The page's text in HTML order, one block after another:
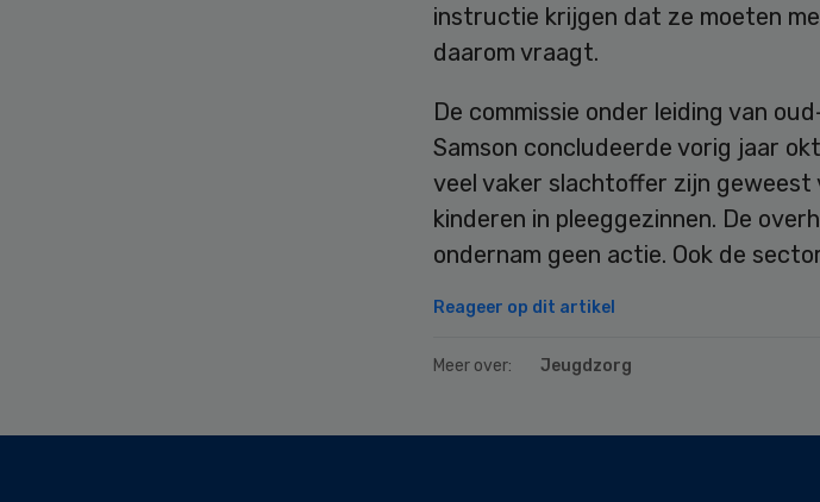
instructie krijgen dat ze moeten
daarom vraagt.
De commissie onder leiding van
Samson concludeerde vorig jaar
veel vaker slachtoffer zijn geweest
kinderen in pleeggezinnen. De
ondernam geen actie. Ook de
Reageer op dit artikel
Meer over: Jeugdzorg